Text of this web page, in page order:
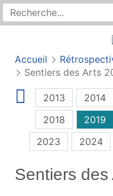
Recherche sur
Rechercher
Accueil
Sentiers des Arts
2013 2014
2018
2019
2023
2024
Sentiers des